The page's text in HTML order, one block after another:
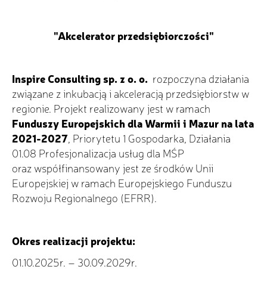
"Akcelerator przedsiębiorczości"
Inspire Consulting sp. z o. o. rozpoczyna działania
związane z inkubacją i akceleracją przedsiębiorstw w
regionie. Projekt realizowany jest w ramach
Funduszy Europejskich dla Warmii i Mazur na lata
2021-2027 , Priorytetu 1 Gospodarka, Działania
01.08 Profesjonalizacja usług dla MŚP
oraz współfinansowany jest ze środków Unii
Europejskiej w ramach Europejskiego Funduszu
Rozwoju Regionalnego (EFRR).
Okres realizacji projektu:
01.10.2025r. – 30.09.2029r.